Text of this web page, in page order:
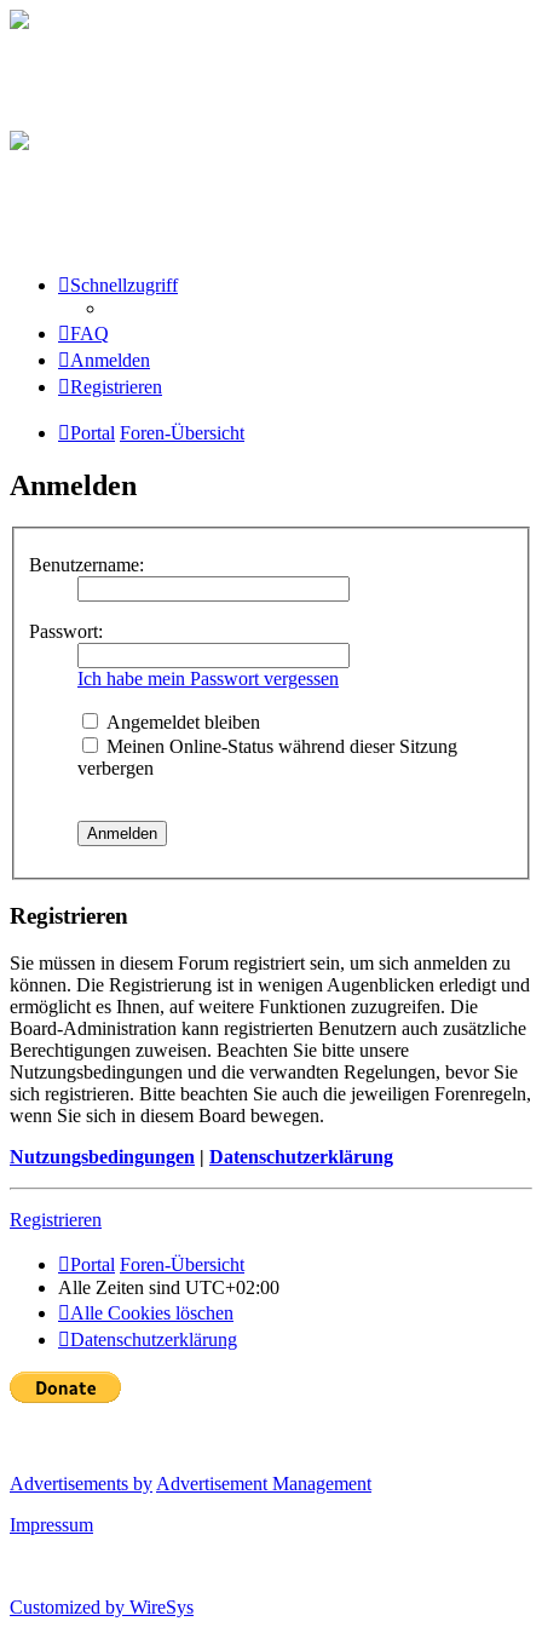
Schnellzugriff
FAQ
Anmelden
Registrieren
Portal Foren-Übersicht
Anmelden
Benutzername:
Passwort:
Ich habe mein Passwort vergessen
Angemeldet bleiben
Meinen Online-Status während dieser Sitzung
verbergen
Registrieren
Sie müssen in diesem Forum registriert sein, um sich anmelden zu
können. Die Registrierung ist in wenigen Augenblicken erledigt und
ermöglicht es Ihnen, auf weitere Funktionen zuzugreifen. Die
Board-Administration kann registrierten Benutzern auch zusätzliche
Berechtigungen zuweisen. Beachten Sie bitte unsere
Nutzungsbedingungen und die verwandten Regelungen, bevor Sie
sich registrieren. Bitte beachten Sie auch die jeweiligen Forenregeln,
wenn Sie sich in diesem Board bewegen.
Nutzungsbedingungen | Datenschutzerklärung
Registrieren
Portal Foren-Übersicht
Alle Zeiten sind UTC+02:00
Alle Cookies löschen
Datenschutzerklärung
Advertisements by Advertisement Management
Impressum
Customized by WireSys